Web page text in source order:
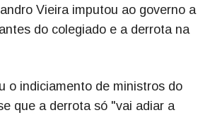
Vieira imputou ao governo a
do colegiado e a derrota na
o indiciamento de ministros do
que a derrota só "vai adiar a